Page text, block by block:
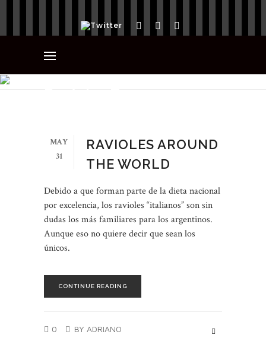
MAY
31
RAVIOLES AROUND
THE WORLD
Debido a que forman parte de la dieta nacional
por excelencia, los ravioles “italianos” son sin
dudas los más familiares para los argentinos.
Aunque eso no quiere decir que sean los
únicos.
CONTINUE READING
0 BY ADRIANO